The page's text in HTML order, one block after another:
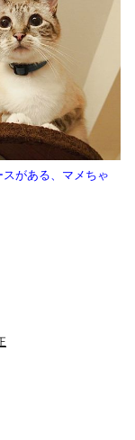
がある、マメちゃ